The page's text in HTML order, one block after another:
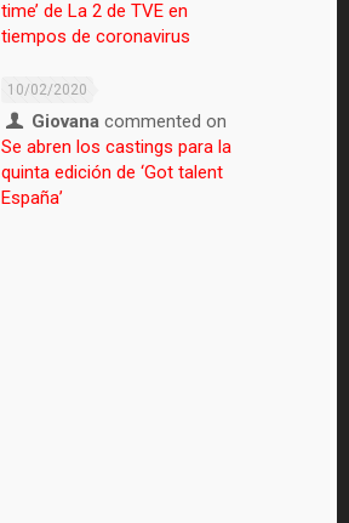
time’ de La 2 de TVE en
tiempos de coronavirus
10/02/2020
Giovana commented on
Se abren los castings para la
quinta edición de ‘Got talent
España’